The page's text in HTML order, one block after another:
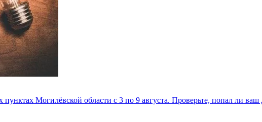
Могилёвской области с 3 по 9 августа. Проверьте, попал ли ваш